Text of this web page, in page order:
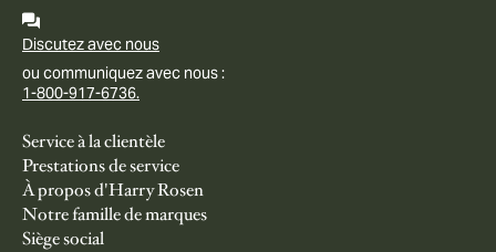
Discutez avec nous
ou communiquez avec nous :
1-800-917-6736.
Service à la clientèle
Prestations de service
À propos d'Harry Rosen
Notre famille de marques
Siège social